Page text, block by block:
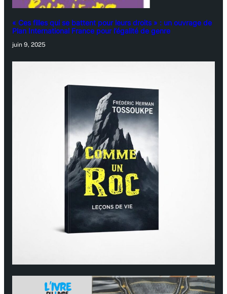
« Ces filles qui se battent pour leurs droits » : un ouvrage de
Plan International France pour l’égalité de genre
juin 9, 2025